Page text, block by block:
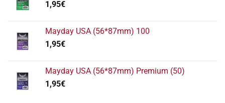
1,95€
Mayday USA (56*87mm) 100
1,95€
Mayday USA (56*87mm) Premium (50)
1,95€